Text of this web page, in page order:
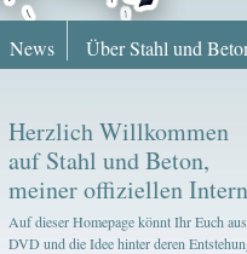
News Über Stahl und
Herzlich Willkommen
auf Stahl und Beton,
meiner offiziellen
Auf dieser Homepage könnt Ihr Euch
DVD und die Idee hinter deren